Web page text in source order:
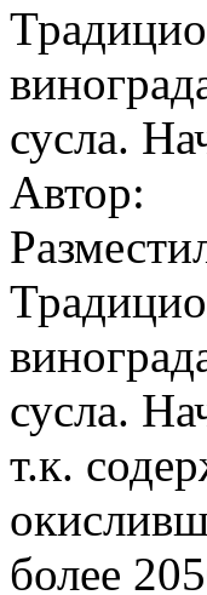
сусла.
Автор:
сусла.
т.к.
более